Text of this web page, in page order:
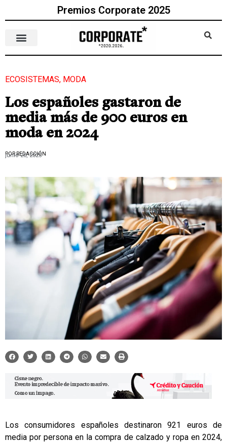
Premios Corporate 2025
ECOSISTEMAS, MODA
Los españoles gastaron de
media más de 900 euros en
moda en 2024
POR REDACCIÓN
junio 26, 2025
Los consumidores españoles destinaron 921 euros de
media por persona en la compra de calzado y ropa en 2024,